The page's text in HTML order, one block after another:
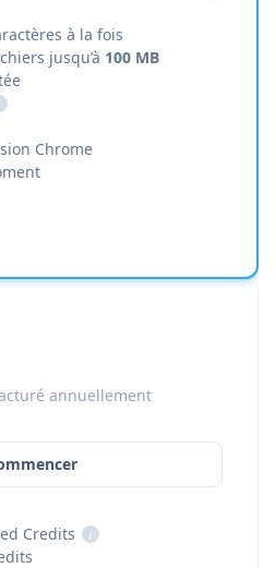
à la fois
jusqu’à 100 MB
Chrome
annuellement
Credits
i